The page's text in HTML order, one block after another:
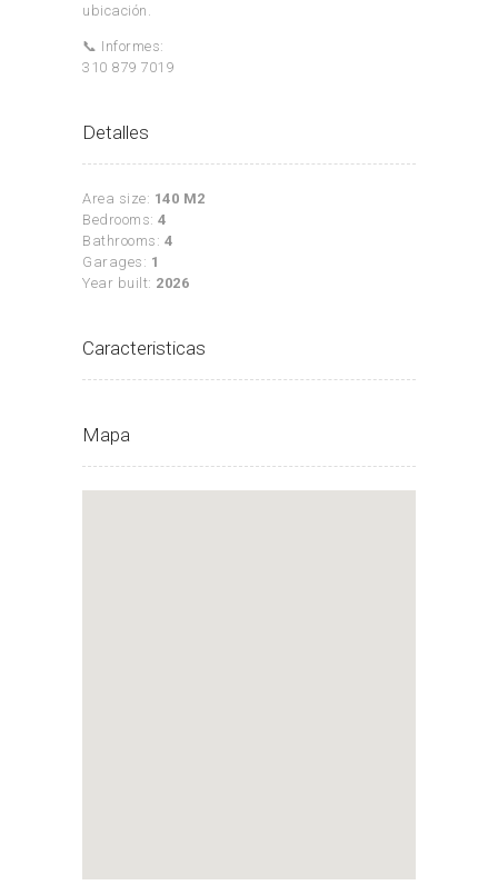
ubicación.
📞 Informes:
310 879 7019
Detalles
Area size: 140 M2
Bedrooms: 4
Bathrooms: 4
Garages: 1
Year built: 2026
Caracteristicas
Mapa